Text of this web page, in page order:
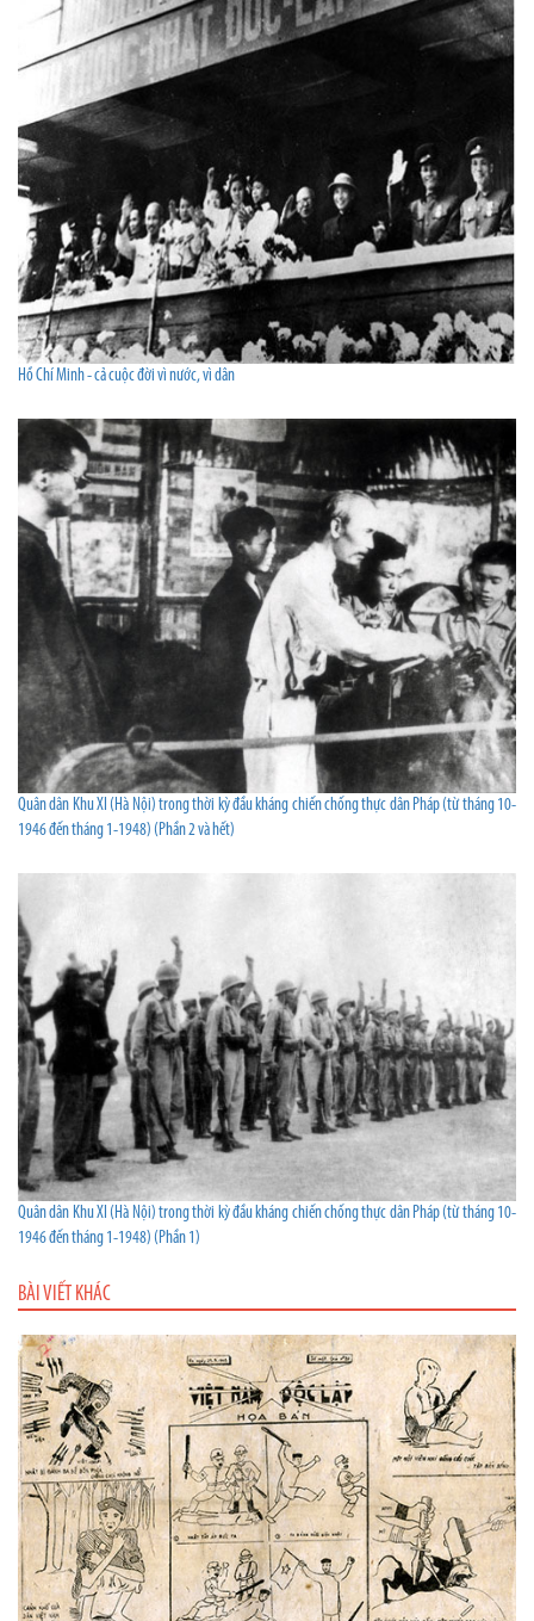
Hồ Chí Minh - cả cuộc đời vì nước, vì dân
Quân dân Khu XI (Hà Nội) trong thời kỳ đầu kháng chiến chống thực dân Pháp (từ tháng 10-
1946 đến tháng 1-1948) (Phần 2 và hết)
Quân dân Khu XI (Hà Nội) trong thời kỳ đầu kháng chiến chống thực dân Pháp (từ tháng 10-
1946 đến tháng 1-1948) (Phần 1)
BÀI VIẾT KHÁC